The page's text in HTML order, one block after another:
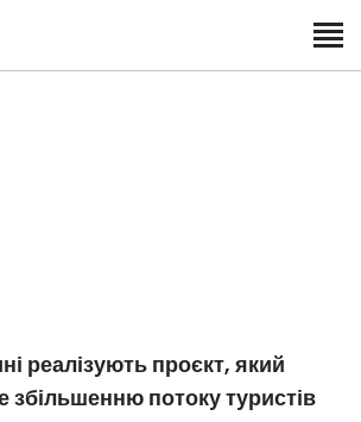
реалізують проєкт, який
збільшенню потоку туристів